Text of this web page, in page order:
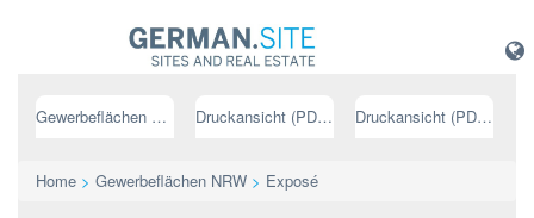
Gewerbeflächen NRW Druckansicht (PDF) // deutsch Druckansicht (PDF) // englisch
Home > Gewerbeflächen NRW > Exposé